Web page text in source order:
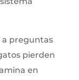
a preguntas
pierden
en